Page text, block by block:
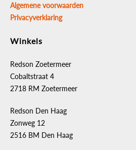
Algemene voorwaarden
Privacyverklaring
Winkels
Redson Zoetermeer
Cobaltstraat 4
2718 RM Zoetermeer
Redson Den Haag
Zonweg 12
2516 BM Den Haag